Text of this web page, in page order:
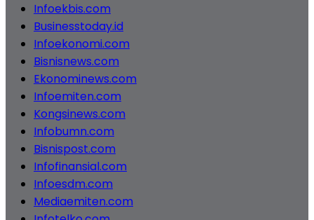
Infoekbis.com
Businesstoday.id
Infoekonomi.com
Bisnisnews.com
Ekonominews.com
Infoemiten.com
Kongsinews.com
Infobumn.com
Bisnispost.com
Infofinansial.com
Infoesdm.com
Mediaemiten.com